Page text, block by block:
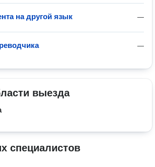
—
на другой язык
—
выезда
специалистов